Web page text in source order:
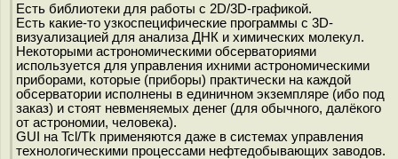
Есть библиотеки для работы с 2D/3D-графикой.
Есть какие-то узкоспецифические программы с 3D-
визуализацией для анализа ДНК и химических молекул.
Некоторыми астрономическими обсерваториями
используется для управления ихними астрономическими
приборами, которые (приборы) практически на каждой
обсерватории исполнены в единичном экземпляре (ибо под
заказ) и стоят невменяемых денег (для обычного, далёкого
от астрономии, человека).
GUI на Tcl/Tk применяются даже в системах управления
технологическими процессами нефтедобывающих заводов.